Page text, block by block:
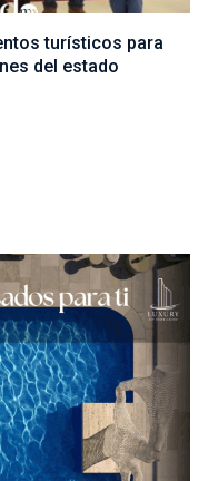
turísticos para
del estado